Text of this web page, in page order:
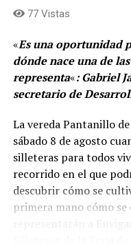
77 Vistas
«Es una oportunidad
dónde nace una de
representa«: Gabriel
secretario de
La vereda Pantanillo
sábado 8 de agosto
silleteras para todos
recorrido en el que
descubrir cómo se
primera mano cómo